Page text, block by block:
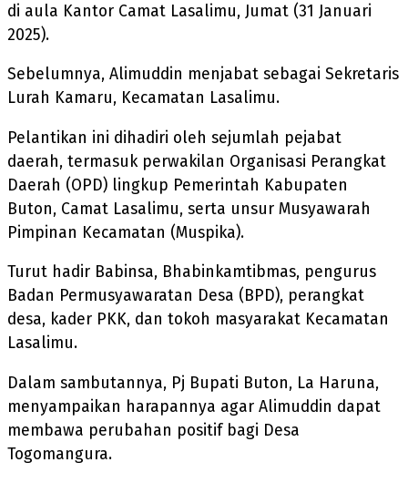
di aula Kantor Camat Lasalimu, Jumat (31 Januari
2025).
Sebelumnya, Alimuddin menjabat sebagai Sekretaris
Lurah Kamaru, Kecamatan Lasalimu.
Pelantikan ini dihadiri oleh sejumlah pejabat
daerah, termasuk perwakilan Organisasi Perangkat
Daerah (OPD) lingkup Pemerintah Kabupaten
Buton, Camat Lasalimu, serta unsur Musyawarah
Pimpinan Kecamatan (Muspika).
Turut hadir Babinsa, Bhabinkamtibmas, pengurus
Badan Permusyawaratan Desa (BPD), perangkat
desa, kader PKK, dan tokoh masyarakat Kecamatan
Lasalimu.
Dalam sambutannya, Pj Bupati Buton, La Haruna,
menyampaikan harapannya agar Alimuddin dapat
membawa perubahan positif bagi Desa
Togomangura.